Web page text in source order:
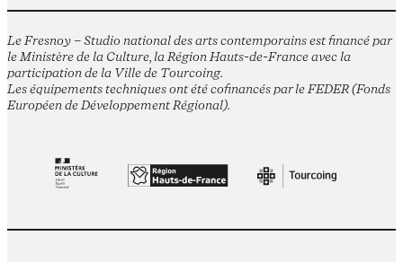
Le Fresnoy – Studio national des arts contemporains est financé par
le Ministère de la Culture, la Région Hauts-de-France avec la
participation de la Ville de Tourcoing.
Les équipements techniques ont été cofinancés par le FEDER (Fonds
Européen de Développement Régional).